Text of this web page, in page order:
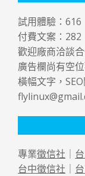
試用體驗： 616
付費文案： 282
歡迎廠商洽談
廣告欄尚有空
橫幅文字，
專業徵信社 ｜
台中徵信社 ｜